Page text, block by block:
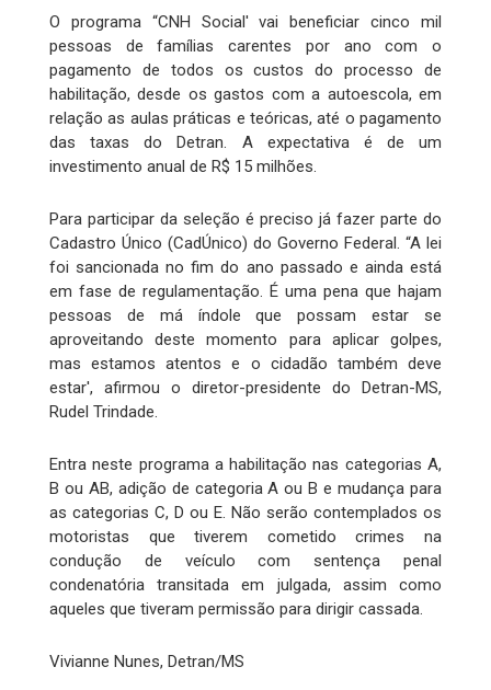
O programa “CNH Social' vai beneficiar cinco mil
pessoas de famílias carentes por ano com o
pagamento de todos os custos do processo de
habilitação, desde os gastos com a autoescola, em
relação as aulas práticas e teóricas, até o pagamento
das taxas do Detran. A expectativa é de um
investimento anual de R$ 15 milhões.
Para participar da seleção é preciso já fazer parte do
Cadastro Único (CadÚnico) do Governo Federal. “A lei
foi sancionada no fim do ano passado e ainda está
em fase de regulamentação. É uma pena que hajam
pessoas de má índole que possam estar se
aproveitando deste momento para aplicar golpes,
mas estamos atentos e o cidadão também deve
estar', afirmou o diretor-presidente do Detran-MS,
Rudel Trindade.
Entra neste programa a habilitação nas categorias A,
B ou AB, adição de categoria A ou B e mudança para
as categorias C, D ou E. Não serão contemplados os
motoristas que tiverem cometido crimes na
condução de veículo com sentença penal
condenatória transitada em julgada, assim como
aqueles que tiveram permissão para dirigir cassada.
Vivianne Nunes, Detran/MS